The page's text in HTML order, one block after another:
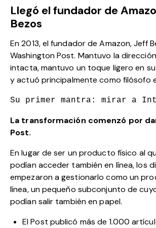
Llegó el fundador de
Bezos
En 2013, el fundador de Amazon, Jeff
Washington Post. Mantuvo la
intacta, mantuvo un toque ligero en
y actuó principalmente como filósofo
Su primer mantra: mirar a
La transformación comenzó por
Post.
En lugar de ser un producto físico al
podían acceder también en línea, los
empezaron a gestionarlo como un
línea, un pequeño subconjunto de
podían salir también en papel.
El Post publicó más de 1.000